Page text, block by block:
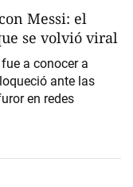
Messi: el
se volvió viral
fue a conocer a
ante las
en redes